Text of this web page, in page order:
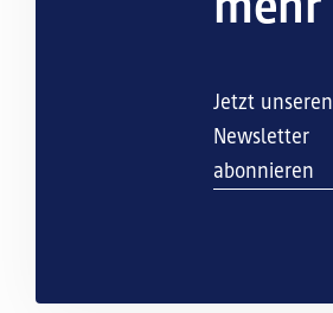
mehr
Jetzt unseren
Newsletter
abonnieren